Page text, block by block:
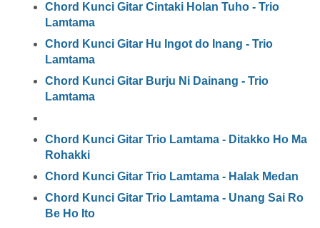
Chord Kunci Gitar Cintaki Holan Tuho - Trio
Lamtama
Chord Kunci Gitar Hu Ingot do Inang - Trio
Lamtama
Chord Kunci Gitar Burju Ni Dainang - Trio
Lamtama
Chord Kunci Gitar Trio Lamtama - Ditakko Ho Ma
Rohakki
Chord Kunci Gitar Trio Lamtama - Halak Medan
Chord Kunci Gitar Trio Lamtama - Unang Sai Ro
Be Ho Ito